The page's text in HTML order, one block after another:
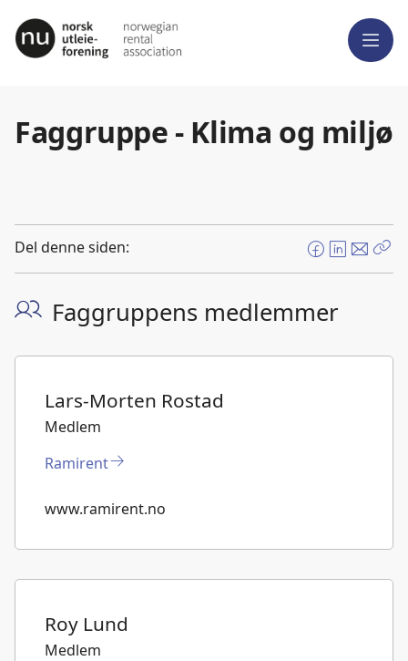
Meny
Faggruppe - Klima og miljø
Del denne siden:
F
a
e
L
i
k
E
-
Faggruppens medlemmer
Lars-Morten Rostad
Medlem
Ramirent
www.ramirent.no
Roy Lund
Medlem